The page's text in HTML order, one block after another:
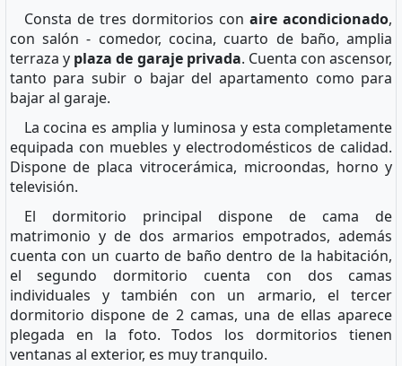
Consta de tres dormitorios conaire acondicionado,
con salón - comedor, cocina, cuarto de baño, amplia
terraza y plaza de garaje privada. Cuenta con ascensor,
tanto para subir o bajar del apartamento como para
bajar al garaje.
La cocina es amplia y luminosa y esta completamente
equipada con muebles y electrodomésticos de calidad.
Dispone de placa vitrocerámica, microondas, horno y
televisión.
El dormitorio principal dispone de cama de
matrimonio y de dos armarios empotrados, además
cuenta con un cuarto de baño dentro de la habitación,
el segundo dormitorio cuenta con dos camas
individuales y también con un armario, el tercer
dormitorio dispone de 2 camas, una de ellas aparece
plegada en la foto. Todos los dormitorios tienen
ventanas al exterior, es muy tranquilo.